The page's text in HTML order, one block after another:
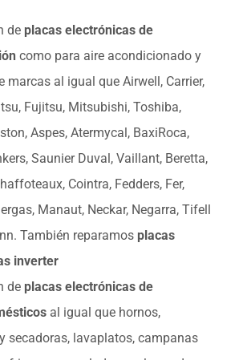
de placas electrónicas de
como para aire acondicionado y
marcas al igual que Airwell, Carrier,
Fujitsu, Mitsubishi, Toshiba,
Aspes, Atermycal, BaxiRoca,
Saunier Duval, Vaillant, Beretta,
Cointra, Fedders, Fer,
Manaut, Neckar, Negarra, Tifell
También reparamos placas
inverter
de placas electrónicas de
al igual que hornos,
secadoras, lavaplatos, campanas